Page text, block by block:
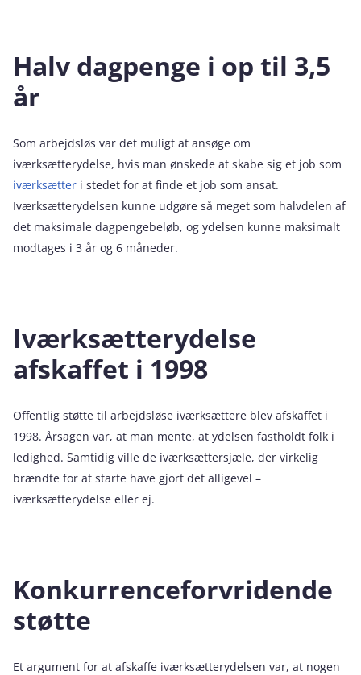
Halv dagpenge i op til 3,5
år
Som arbejdsløs var det muligt at ansøge om
iværksætterydelse, hvis man ønskede at skabe sig et job som
iværksætter i stedet for at finde et job som ansat.
Iværksætterydelsen kunne udgøre så meget som halvdelen af
det maksimale dagpengebeløb, og ydelsen kunne maksimalt
modtages i 3 år og 6 måneder.
Iværksætterydelse
afskaffet i 1998
Offentlig støtte til arbejdsløse iværksættere blev afskaffet i
1998. Årsagen var, at man mente, at ydelsen fastholdt folk i
ledighed. Samtidig ville de iværksættersjæle, der virkelig
brændte for at starte have gjort det alligevel –
iværksætterydelse eller ej.
Konkurrenceforvridende
støtte
Et argument for at afskaffe iværksætterydelsen var, at nogen